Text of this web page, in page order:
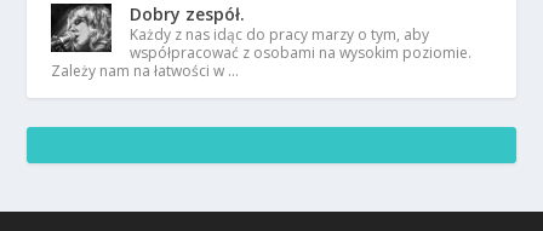
Dobry zespół.
Każdy z nas idąc do pracy marzy o tym, aby
współpracować z osobami na wysokim poziomie.
Zależy nam na łatwości w …